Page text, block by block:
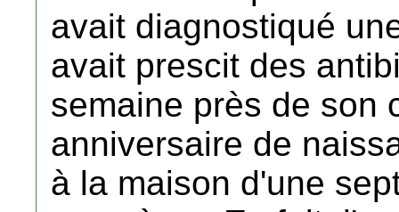
avait diagnostiqué
avait prescit des
semaine près de son
anniversaire de
à la maison d'une